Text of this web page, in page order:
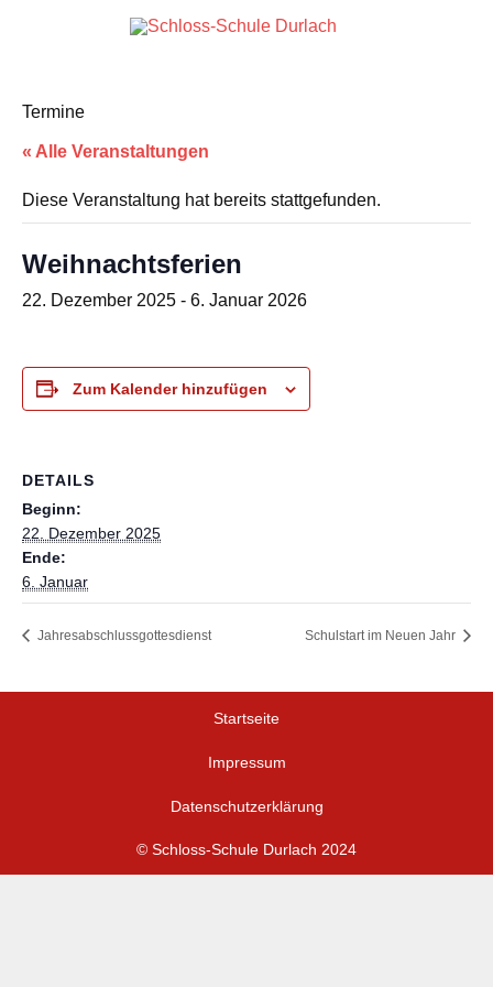
Termine
« Alle Veranstaltungen
Diese Veranstaltung hat bereits stattgefunden.
Weihnachtsferien
22. Dezember 2025 - 6. Januar 2026
Zum Kalender hinzufügen
DETAILS
Beginn:
22. Dezember 2025
Ende:
6. Januar
Jahresabschlussgottesdienst Schulstart im Neuen Jahr
Startseite
Impressum
Datenschutzerklärung
© Schloss-Schule Durlach 2024